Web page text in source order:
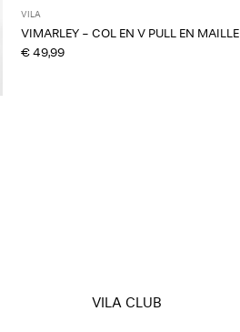
VILA
VIMARLEY - COL EN V PULL EN MAILLE
€ 49,99
VILA CLUB